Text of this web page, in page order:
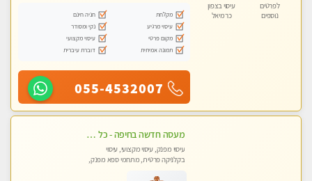
לפרטים
נוספים
עיסוי בצפון
כרמיאל
מקלחת
חניה חינם
עיסוי מרגיע
נקי ומסודר
מקום פרטי
עיסוי מקצועי
תמונה אמיתית
דוברת עיברית
055-4532007
מעסה חדשה בחיפה - כל סוגי העיסויים מעסה מקצועית ואיכותית פרטי!!!
עיסוי מפנק, עיסוי מקצועי, עיסוי
בקלניקה פרטית, מתחמי ספא מפנק,